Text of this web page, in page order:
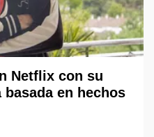
Netflix con su
en hechos